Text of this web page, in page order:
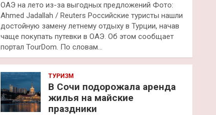
ОАЭ на лето из-за выгодных предложений Фото:
Ahmed Jadallah / Reuters Российские туристы нашли
достойную замену летнему отдыху в Турции, начав
чаще покупать путевки в ОАЭ. Об этом сообщает
портал TourDom. По словам…
ТУРИЗМ
В Сочи подорожала аренда
жилья на майские
праздники